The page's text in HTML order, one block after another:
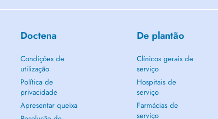
Doctena
Condições de
utilização
Política de
privacidade
Apresentar queixa
De plantão
Clínicos gerais de
serviço
Hospitais de
serviço
Farmácias de
serviço